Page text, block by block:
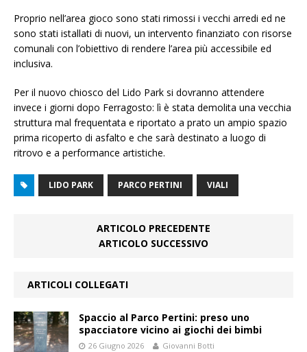
Proprio nell’area gioco sono stati rimossi i vecchi arredi ed ne
sono stati istallati di nuovi, un intervento finanziato con risorse
comunali con l’obiettivo di rendere l’area più accessibile ed
inclusiva.
Per il nuovo chiosco del Lido Park si dovranno attendere
invece i giorni dopo Ferragosto: lì è stata demolita una vecchia
struttura mal frequentata e riportato a prato un ampio spazio
prima ricoperto di asfalto e che sarà destinato a luogo di
ritrovo e a performance artistiche.
LIDO PARK PARCO PERTINI VIALI
ARTICOLO PRECEDENTE
ARTICOLO SUCCESSIVO
ARTICOLI COLLEGATI
Spaccio al Parco Pertini: preso uno
spacciatore vicino ai giochi dei bimbi
26 Giugno 2026 Giovanni Botti